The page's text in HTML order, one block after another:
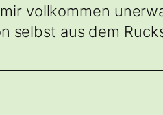
vollkommen
selbst aus dem